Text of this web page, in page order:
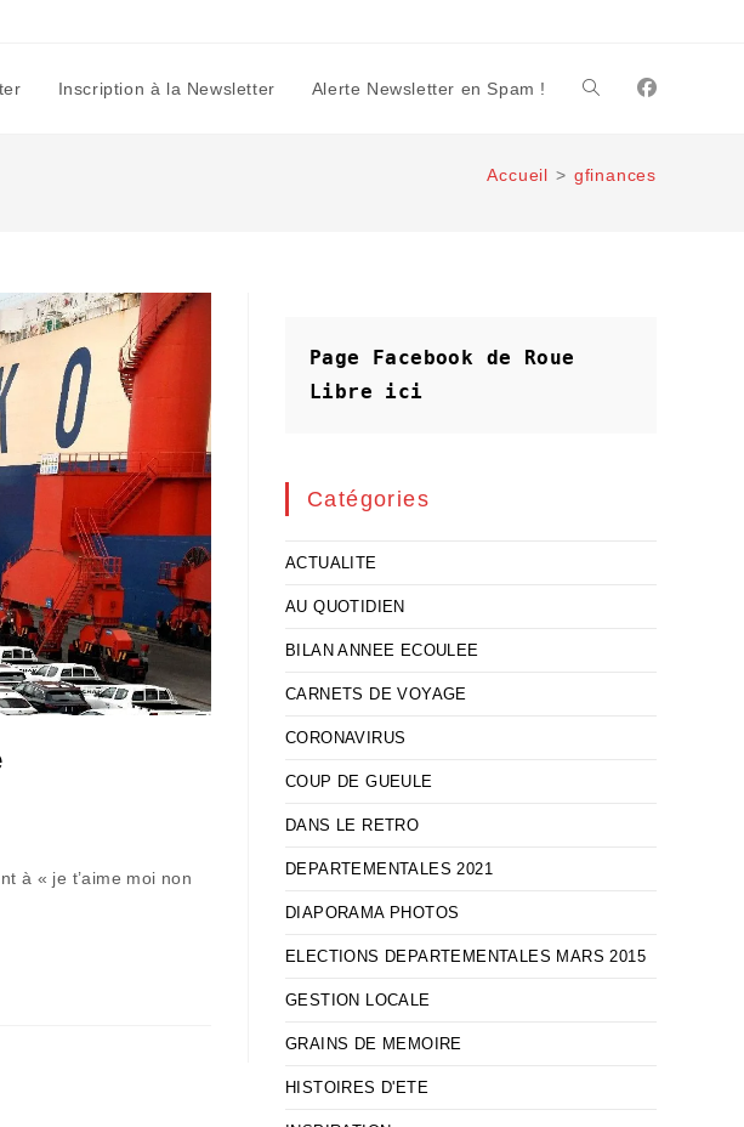
Inscription à la Newsletter Alerte Newsletter en Spam ! Toggle
website
Accueil > gfinances
à « je t’aime moi non
Page Facebook de Roue
Libre
ici
Catégories
ACTUALITE
AU QUOTIDIEN
BILAN ANNEE ECOULEE
CARNETS DE VOYAGE
CORONAVIRUS
COUP DE GUEULE
DANS LE RETRO
DEPARTEMENTALES 2021
DIAPORAMA PHOTOS
ELECTIONS DEPARTEMENTALES MARS 2015
GESTION LOCALE
GRAINS DE MEMOIRE
HISTOIRES D'ETE